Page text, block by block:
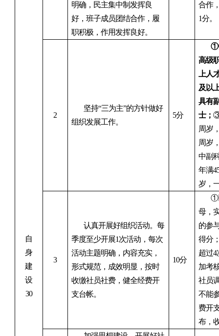
自
身
建
设
30
明确，民主集中制发挥良
好，班子成员团结合作，履
职积极，作用发挥良好。
合作
1分。
2
坚持“三为主”的方针做好
组织发展工作。
5分
①
高级
上人
及以
具有
士； ③
周岁
周岁
中副
年满
岁，
3
认真开展好组织活动。每
季度至少开展1次活动，每次
活动主题明确，内容充实，
形式规范，成效明显，按时
收缴社员社费，健全经费开
支台帐。
10分
①
母，
的参
得分
超过
加考
社员
不能
费开
布，